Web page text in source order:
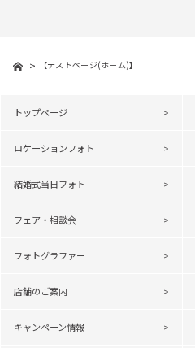
【テストページ(ホーム)】
トップページ
ロケーションフォト
結婚式当日フォト
フェア・相談会
フォトグラファー
店舗のご案内
キャンペーン情報